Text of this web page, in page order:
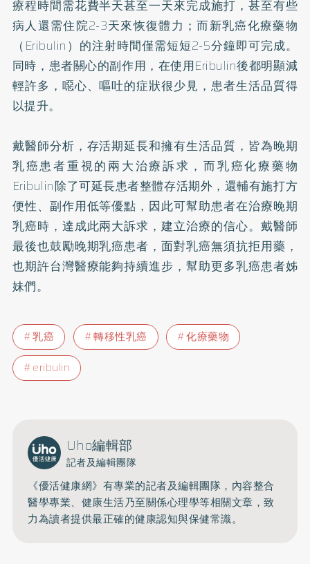
療程時間需花費半天甚至一天來完成施打，甚至有些
病人還需住院2-3天來恢復體力；而新乳癌化療藥物
（Eribulin）的注射時間僅需短短2-5分鐘即可完成。
同時，患者關心的副作用，在使用Eribulin後都明顯減
輕許多，噁心、嘔吐的症狀很少見，患者生活品質得
以提升。
戴醫師分析，存活期延長和擁有生活品質，皆為晚期
乳癌患者重視的兩大治療訴求，而乳癌化療藥物
Eribulin除了可延長患者整體存活期外，還輔有施打方
便性、副作用低等優點，因此可幫助患者在治療晚期
乳癌時，達成此兩大訴求，建立治療的信心。戴醫師
最後也鼓勵晚期乳癌患者，面對乳癌無須抗拒用藥，
也期許台灣醫療能夠持續進步，幫助更多乳癌患者姊
妹們。
乳癌 轉移性乳癌
化療藥物
eribulin
Uho編輯部
記者及編輯團隊
《優活健康網》有專業的記者及編輯團隊，內容整合
醫學專業、健康生活乃至關係心理學等相關文章，致
力為讀者提供最正確的健康認知與保健常識。